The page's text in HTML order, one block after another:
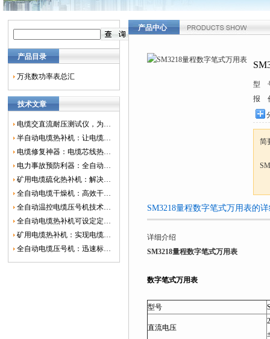
产品目录
万兆数功率表总汇
技术文章
电缆交直流耐压测试仪，为电网安全保驾护航
半自动电缆热补机：让电缆修复更简单、更高效！
电缆修复神器：电缆芯线热补机如何保障电网安全？
电力事故预防利器：全自动控温电缆热补机
矿用电缆硫化热补机：解决矿山电缆故障的新选择
全自动电缆干燥机：高效干燥，电缆质量
全自动温控电缆压号机技术革新：数字化标识的新趋势
全自动电缆热补机可设定定时功能，实现自动化热补
矿用电缆热补机：实现电缆故障修复的高效装置
全自动电缆压号机：迅速标识电缆的利器
产品中心
型
报
简
SM3218量程数字笔式万用表的
详细介绍
SM3218量程数字笔式万用表
数字笔式万用表
型号
直流电压